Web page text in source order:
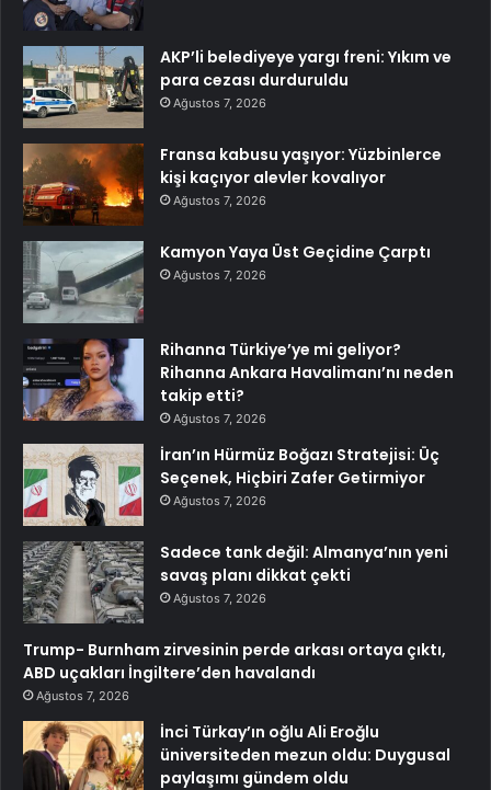
AKP’li belediyeye yargı freni: Yıkım ve
para cezası durduruldu
Ağustos 7, 2026
Fransa kabusu yaşıyor: Yüzbinlerce
kişi kaçıyor alevler kovalıyor
Ağustos 7, 2026
Kamyon Yaya Üst Geçidine Çarptı
Ağustos 7, 2026
Rihanna Türkiye’ye mi geliyor?
Rihanna Ankara Havalimanı’nı neden
takip etti?
Ağustos 7, 2026
İran’ın Hürmüz Boğazı Stratejisi: Üç
Seçenek, Hiçbiri Zafer Getirmiyor
Ağustos 7, 2026
Sadece tank değil: Almanya’nın yeni
savaş planı dikkat çekti
Ağustos 7, 2026
Trump- Burnham zirvesinin perde arkası ortaya çıktı,
ABD uçakları İngiltere’den havalandı
Ağustos 7, 2026
İnci Türkay’ın oğlu Ali Eroğlu
üniversiteden mezun oldu: Duygusal
paylaşımı gündem oldu